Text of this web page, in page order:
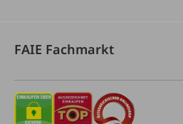
FAIE Fachmarkt